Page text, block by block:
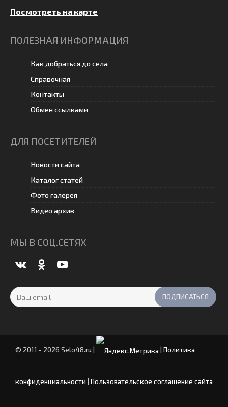
Посмотреть на карте
ПОЛЕЗНАЯ ИНФОРМАЦИЯ
Как добраться до села
Справочная
Контакты
Обмен ссылками
ДЛЯ ПОСЕТИТЕЛЕЙ
Новости сайта
Каталог статей
Фото галерея
Видео архив
МЫ В СОЦ.СЕТЯХ
© 2011 - 2026 Selo48.ru Политика
конфиденциальности | Пользовательское соглашение сайта